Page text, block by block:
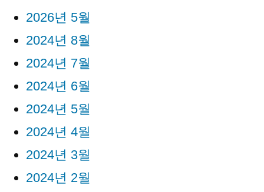
2026년 5월
2024년 8월
2024년 7월
2024년 6월
2024년 5월
2024년 4월
2024년 3월
2024년 2월